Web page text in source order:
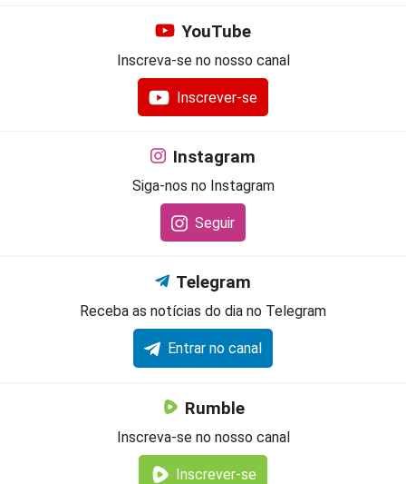
YouTube
Inscreva-se no nosso canal
Inscrever-se
Instagram
Siga-nos no Instagram
Seguir
Telegram
Receba as notícias do dia no Telegram
Entrar no canal
Rumble
Inscreva-se no nosso canal
Inscrever-se